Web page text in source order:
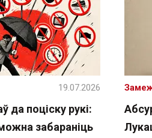
да поціску рукі:
забараніць
19.07.2026